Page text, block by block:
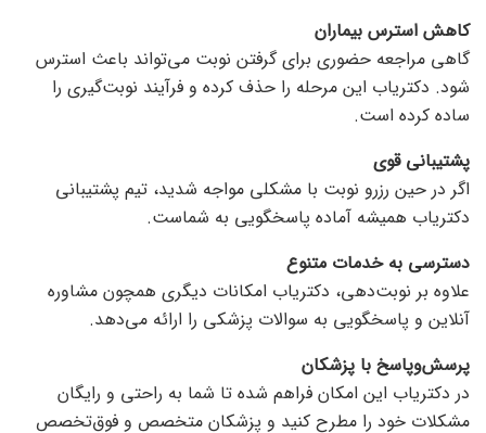
کاهش استرس بیماران
گاهی مراجعه حضوری برای گرفتن نوبت می‌تواند باعث استرس
شود. دکتریاب این مرحله را حذف کرده و فرآیند نوبت‌گیری را
ساده کرده است.
پشتیبانی قوی
اگر در حین رزرو نوبت با مشکلی مواجه شدید، تیم پشتیبانی
دکتریاب همیشه آماده پاسخگویی به شماست.
دسترسی به خدمات متنوع
علاوه بر نوبت‌دهی، دکتریاب امکانات دیگری همچون مشاوره
آنلاین و پاسخگویی به سوالات پزشکی را ارائه می‌دهد.
پرسش‌وپاسخ با پزشکان
در دکتریاب این امکان فراهم شده تا شما به راحتی و رایگان
مشکلات خود را مطرح کنید و پزشکان متخصص و فوق‌تخصص